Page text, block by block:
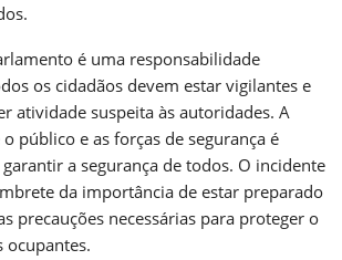
é uma responsabilidade
os cidadãos devem estar vigilantes e
atividade suspeita às autoridades. A
público e as forças de segurança é
a segurança de todos. O incidente
da importância de estar preparado
precauções necessárias para proteger o
ocupantes.